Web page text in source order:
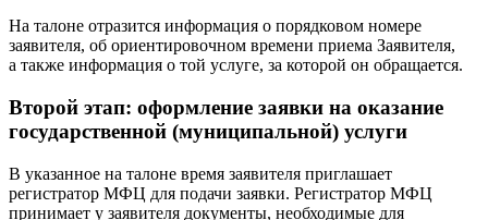
На талоне отразится информация о порядковом номере
заявителя, об ориентировочном времени приема Заявителя,
а также информация о той услуге, за которой он обращается.
Второй этап: оформление заявки на оказание
государственной (муниципальной) услуги
В указанное на талоне время заявителя приглашает
регистратор МФЦ для подачи заявки. Регистратор МФЦ
принимает у заявителя документы, необходимые для